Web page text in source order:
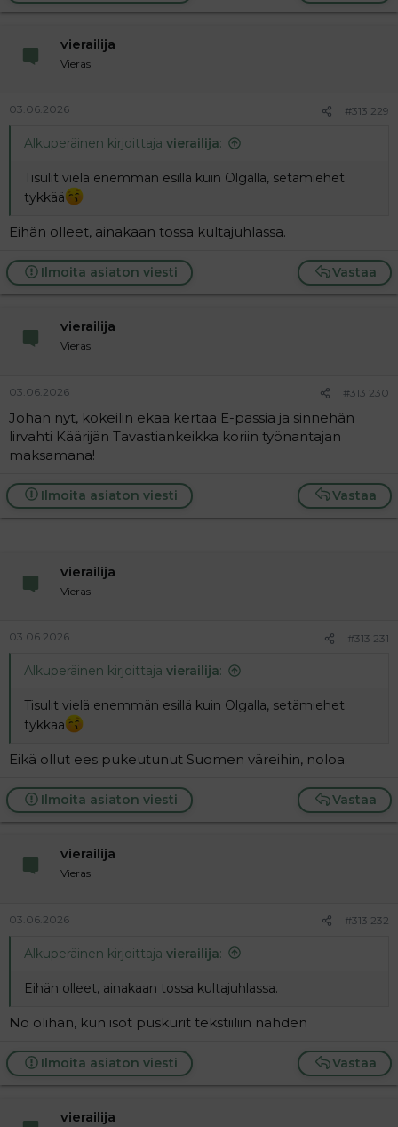
vierailija
Vieras
03.06.2026 #313 229
Alkuperäinen kirjoittaja vierailija:
Tisulit vielä enemmän esillä kuin Olgalla, setämiehet
tykkää
Eihän olleet, ainakaan tossa kultajuhlassa.
Vastaa
Ilmoita asiaton viesti
vierailija
Vieras
03.06.2026 #313 230
Johan nyt, kokeilin ekaa kertaa E-passia ja sinnehän
lirvahti Käärijän Tavastiankeikka koriin työnantajan
maksamana!
Vastaa
Ilmoita asiaton viesti
vierailija
Vieras
03.06.2026 #313 231
Alkuperäinen kirjoittaja vierailija:
Tisulit vielä enemmän esillä kuin Olgalla, setämiehet
tykkää
Eikä ollut ees pukeutunut Suomen väreihin, noloa.
Vastaa
Ilmoita asiaton viesti
vierailija
Vieras
03.06.2026 #313 232
Alkuperäinen kirjoittaja vierailija:
Eihän olleet, ainakaan tossa kultajuhlassa.
No olihan, kun isot puskurit tekstiiliin nähden
Vastaa
Ilmoita asiaton viesti
vierailija